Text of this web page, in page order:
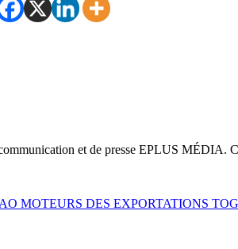
et de presse EPLUS MÉDIA.
MOTEURS DES EXPORTATIONS